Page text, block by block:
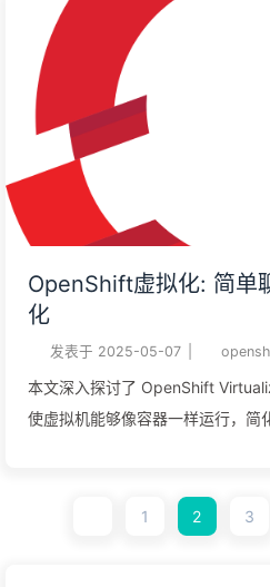
OpenShift虚拟化: 简单
化
发表于 2025-05-07
本文深入探讨了 OpenShift
使虚拟机能够像容器一样运行，简
设施提供了强大的支持。
1 2 3